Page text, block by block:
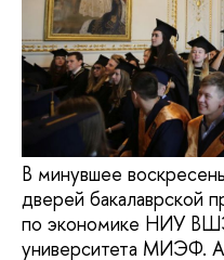
В минувшее
дверей бакалаврской
по экономике НИУ
университета МИЭФ.